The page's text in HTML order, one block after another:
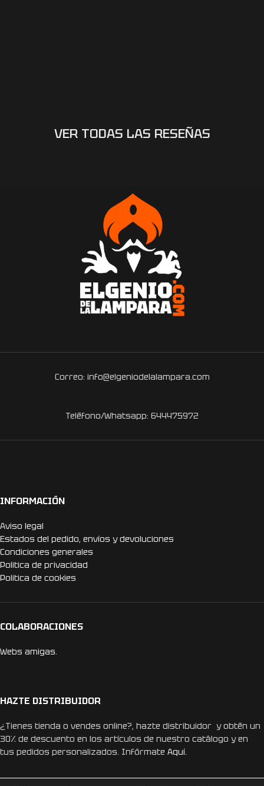
VER TODAS LAS RESEÑAS
Correo: info@elgeniodelalampara.com
Teléfono/Whatsapp: 644475972
INFORMACIÓN
Aviso legal
Estados del pedido, envíos y devoluciones
Condiciones generales
Politica de privacidad
Politica de cookies
COLABORACIONES
Webs amigas.
HAZTE DISTRIBUIDOR
¿Tienes tienda o vendes online?, hazte distribuidor y obtén un
30% de descuento en los artículos de nuestro catálogo y en
tus pedidos personalizados. Infórmate Aquí.